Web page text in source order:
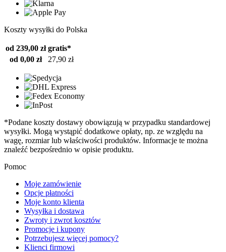
Koszty wysyłki do Polska
od 239,00 zł gratis*
od 0,00 zł
27,90 zł
*Podane koszty dostawy obowiązują w przypadku standardowej
wysyłki. Mogą wystąpić dodatkowe opłaty, np. ze względu na
wagę, rozmiar lub właściwości produktów. Informacje te można
znaleźć bezpośrednio w opisie produktu.
Pomoc
Moje zamówienie
Opcje płatności
Moje konto klienta
Wysyłka i dostawa
Zwroty i zwrot kosztów
Promocje i kupony
Potrzebujesz więcej pomocy?
Klienci firmowi